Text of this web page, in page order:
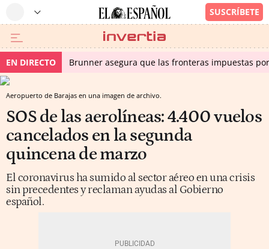
EN DIRECTO Brunner asegura que las fronteras impuestas
Aeropuerto de Barajas en una imagen de archivo.
SOS de las aerolíneas: 4.400 vuelos
cancelados en la segunda
quincena de marzo
El coronavirus ha sumido al sector aéreo en una crisis
sin precedentes y reclaman ayudas al Gobierno
español.